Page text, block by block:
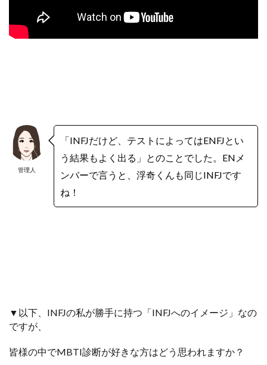
管理人
「INFJだけど、テストによってはENFJとい
う結果もよく出る」とのことでした。ENメ
ンバーで言うと、浮奇くんも同じINFJです
ね！
▼以下、INFJの私が勝手に持つ「INFJへのイメージ」なの
ですが、
皆様の中でMBTI診断が好きな方はどう思われますか？